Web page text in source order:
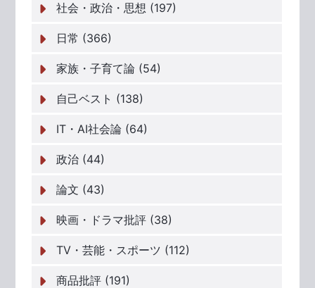
社会・政治・思想 (197)
日常 (366)
家族・子育て論 (54)
自己ベスト (138)
IT・AI社会論 (64)
政治 (44)
論文 (43)
映画・ドラマ批評 (38)
TV・芸能・スポーツ (112)
商品批評 (191)